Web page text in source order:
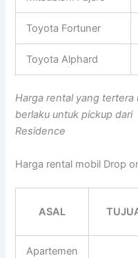
Toyota Fortuner
Toyota Alphard
Harga rental yang
berlaku untuk pickup
Residence
Harga rental mobil Drop
ASAL
Apartemen